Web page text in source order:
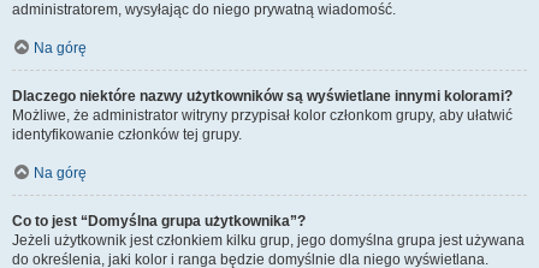
administratorem, wysyłając do niego prywatną wiadomość.
Na górę
Dlaczego niektóre nazwy użytkowników są wyświetlane innymi kolorami?
Możliwe, że administrator witryny przypisał kolor członkom grupy, aby ułatwić
identyfikowanie członków tej grupy.
Na górę
Co to jest “Domyślna grupa użytkownika”?
Jeżeli użytkownik jest członkiem kilku grup, jego domyślna grupa jest używana
do określenia, jaki kolor i ranga będzie domyślnie dla niego wyświetlana.